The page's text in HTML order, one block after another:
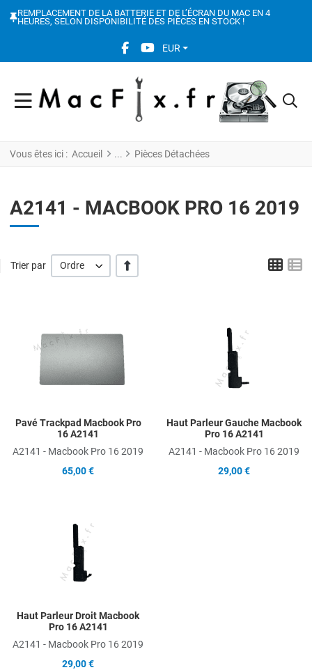
REMPLACEMENT DE LA BATTERIE ET DE L’ÉCRAN DU MAC EN 4
HEURES, SELON DISPONIBILITÉ DES PIÈCES EN STOCK !
FACEBOOK SOCIAL LINK
YOUTUBE SOCIAL LINK
EUR
Vous êtes ici : Accueil Pièces Détachées
A2141 - MACBOOK PRO 16 2019
Trier par Ordre ' +/-' Grid
Pavé Trackpad Macbook Pro
16 A2141
A2141 - Macbook Pro 16 2019
65,00 €
Haut Parleur Gauche Macbook
Pro 16 A2141
A2141 - Macbook Pro 16 2019
29,00 €
Haut Parleur Droit Macbook
Pro 16 A2141
A2141 - Macbook Pro 16 2019
29,00 €